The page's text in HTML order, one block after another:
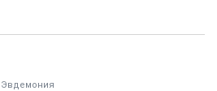
Эвдемония